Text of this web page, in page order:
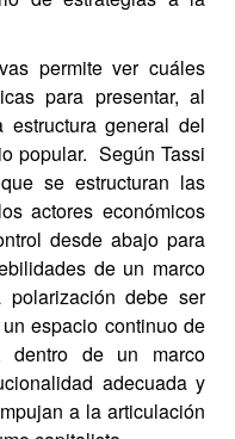
permite ver cuáles
para presentar, al
estructura general del
popular. Según Tassi
se estructuran las
actores económicos
desde abajo para
de un marco
polarización debe ser
espacio continuo de
dentro de un marco
adecuada y
a la articulación